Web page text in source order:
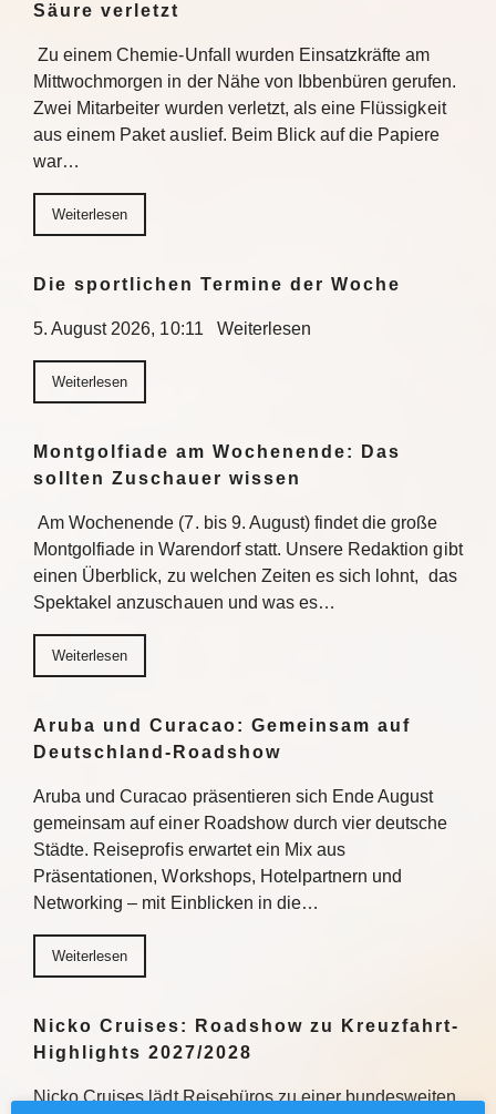
Säure verletzt
Zu einem Chemie-Unfall wurden Einsatzkräfte am
Mittwochmorgen in der Nähe von Ibbenbüren gerufen.
Zwei Mitarbeiter wurden verletzt, als eine Flüssigkeit
aus einem Paket auslief. Beim Blick auf die Papiere
war…
Weiterlesen
Die sportlichen Termine der Woche
5. August 2026, 10:11 Weiterlesen
Weiterlesen
Montgolfiade am Wochenende: Das
sollten Zuschauer wissen
Am Wochenende (7. bis 9. August) findet die große
Montgolfiade in Warendorf statt. Unsere Redaktion gibt
einen Überblick, zu welchen Zeiten es sich lohnt, das
Spektakel anzuschauen und was es…
Weiterlesen
Aruba und Curacao: Gemeinsam auf
Deutschland-Roadshow
Aruba und Curacao präsentieren sich Ende August
gemeinsam auf einer Roadshow durch vier deutsche
Städte. Reiseprofis erwartet ein Mix aus
Präsentationen, Workshops, Hotelpartnern und
Networking – mit Einblicken in die…
Weiterlesen
Nicko Cruises: Roadshow zu Kreuzfahrt-
Highlights 2027/2028
Nicko Cruises lädt Reisebüros zu einer bundesweiten